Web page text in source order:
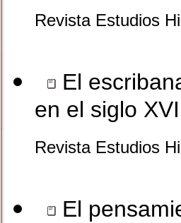
Revista Estudios
El
en el siglo
Revista Estudios
El